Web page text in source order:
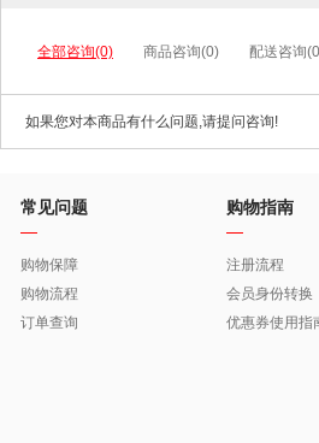
全部咨询(0) 商品咨询(0) 配送咨询
如果您对本商品有什么问题,请提问咨询!
常见问题
购物保障
购物流程
订单查询
购物指南
注册流程
会员身份转换
优惠券使用指